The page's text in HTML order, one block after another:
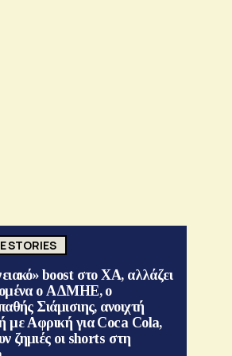
STORIES
boost στο ΧΑ, αλλάζει
ο ΑΔΜΗΕ, ο
Σιάμισιης, ανοιχτή
με Αφρική για Coca Cola,
ζημιές οι shorts στη